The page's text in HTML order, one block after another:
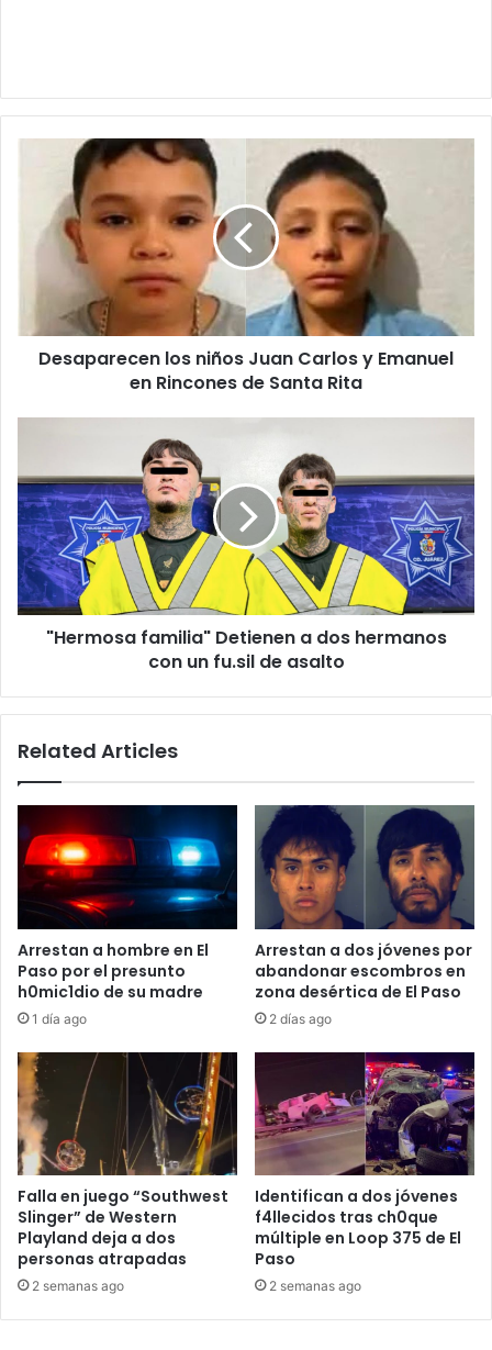
Desaparecen
Rincones
Desaparecen los niños Juan Carlos y Emanuel
en Rincones de Santa Rita
Detienen
a
dos
hermanos
con
un
fu.sil
"Hermosa familia" Detienen a dos hermanos
con un fu.sil de asalto
Related Articles
Arrestan a hombre en El
Paso por el presunto
h0mic1dio de su madre
1 día ago
Arrestan a dos jóvenes por
abandonar escombros en
zona desértica de El Paso
2 días ago
Falla en juego “Southwest
Slinger” de Western
Playland deja a dos
personas atrapadas
2 semanas ago
Identifican a dos jóvenes
f4llecidos tras ch0que
múltiple en Loop 375 de El
Paso
2 semanas ago